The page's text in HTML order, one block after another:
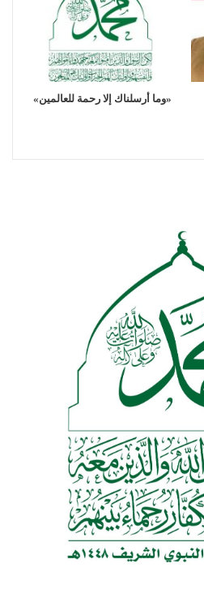
«وما أرسلناك إلا رحمة للعالمين»